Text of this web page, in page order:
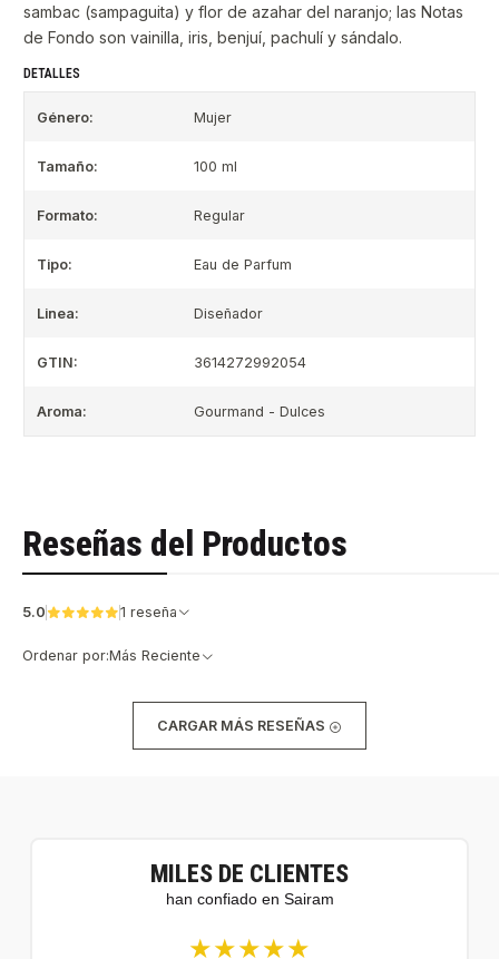
sambac (sampaguita) y flor de azahar del naranjo; las Notas
de Fondo son vainilla, iris, benjuí, pachulí y sándalo.
DETALLES
Género: Mujer
Tamaño: 100 ml
Formato: Regular
Tipo: Eau de Parfum
Linea: Diseñador
GTIN: 3614272992054
Aroma: Gourmand - Dulces
Reseñas del Productos
5.0 1 reseña
Ordenar por:Más Reciente
CARGAR MÁS RESEÑAS
MILES DE CLIENTES
han confiado en Sairam
★★★★★